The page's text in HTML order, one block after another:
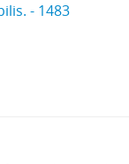
- 1483